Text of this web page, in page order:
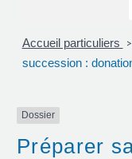
Accueil particuliers >
succession :
Dossier
Préparer